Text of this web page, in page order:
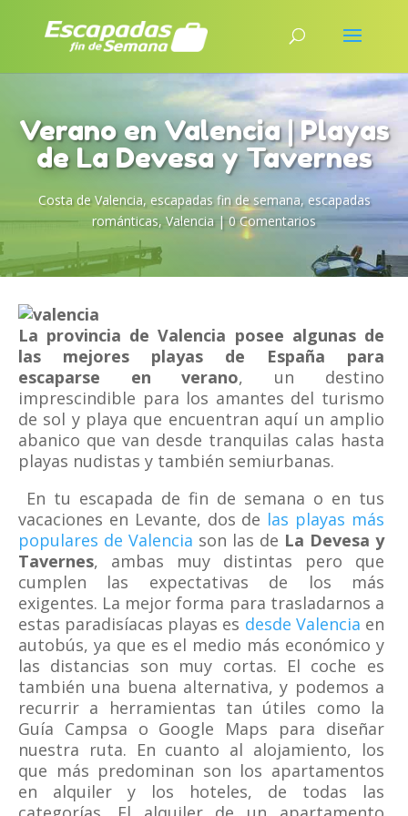
Verano en Valencia | Playas
de La Devesa y Tavernes
Costa de Valencia, escapadas fin de semana, escapadas
románticas,Valencia| 0 Comentarios
La provincia de Valencia posee algunas de
las mejores playas de España para
escaparse en verano, un destino
imprescindible para los amantes del turismo
de sol y playa que encuentran aquí un amplio
abanico que van desde tranquilas calas hasta
playas nudistas y también semiurbanas.
En tu escapada de fin de semana o en tus
vacaciones en Levante, dos de las playas más
populares de Valencia son las de La Devesa y
Tavernes, ambas muy distintas pero que
cumplen las expectativas de los más
exigentes. La mejor forma para trasladarnos a
estas paradisíacas playas es desde Valencia en
autobús, ya que es el medio más económico y
las distancias son muy cortas. El coche es
también una buena alternativa, y podemos a
recurrir a herramientas tan útiles como la
Guía Campsa o Google Maps para diseñar
nuestra ruta. En cuanto al alojamiento, los
que más predominan son los apartamentos
en alquiler y los hoteles, de todas las